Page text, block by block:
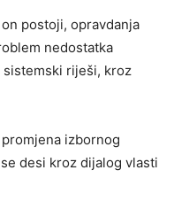
postoji, opravdanja
nedostatka
riješi, kroz
izbornog
desi kroz dijalog vlasti